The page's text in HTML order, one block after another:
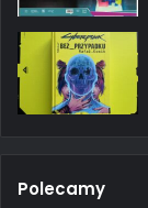
Polecamy